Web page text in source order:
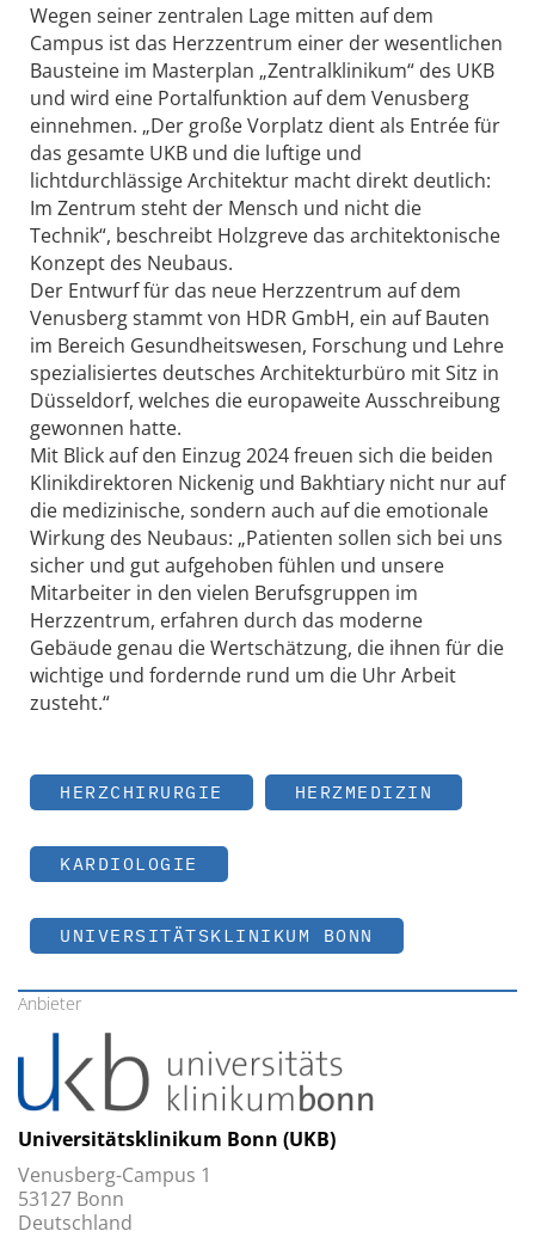
Wegen seiner zentralen Lage mitten auf dem
Campus ist das Herzzentrum einer der wesentlichen
Bausteine im Masterplan „Zentralklinikum“ des UKB
und wird eine Portalfunktion auf dem Venusberg
einnehmen. „Der große Vorplatz dient als Entrée für
das gesamte UKB und die luftige und
lichtdurchlässige Architektur macht direkt deutlich:
Im Zentrum steht der Mensch und nicht die
Technik“, beschreibt Holzgreve das architektonische
Konzept des Neubaus.
Der Entwurf für das neue Herzzentrum auf dem
Venusberg stammt von HDR GmbH, ein auf Bauten
im Bereich Gesundheitswesen, Forschung und Lehre
spezialisiertes deutsches Architekturbüro mit Sitz in
Düsseldorf, welches die europaweite Ausschreibung
gewonnen hatte.
Mit Blick auf den Einzug 2024 freuen sich die beiden
Klinikdirektoren Nickenig und Bakhtiary nicht nur auf
die medizinische, sondern auch auf die emotionale
Wirkung des Neubaus: „Patienten sollen sich bei uns
sicher und gut aufgehoben fühlen und unsere
Mitarbeiter in den vielen Berufsgruppen im
Herzzentrum, erfahren durch das moderne
Gebäude genau die Wertschätzung, die ihnen für die
wichtige und fordernde rund um die Uhr Arbeit
zusteht.“
HERZCHIRURGIE HERZMEDIZIN
KARDIOLOGIE
UNIVERSITÄTSKLINIKUM BONN
Anbieter
Universitätsklinikum Bonn (UKB)
Venusberg-Campus 1
53127 Bonn
Deutschland